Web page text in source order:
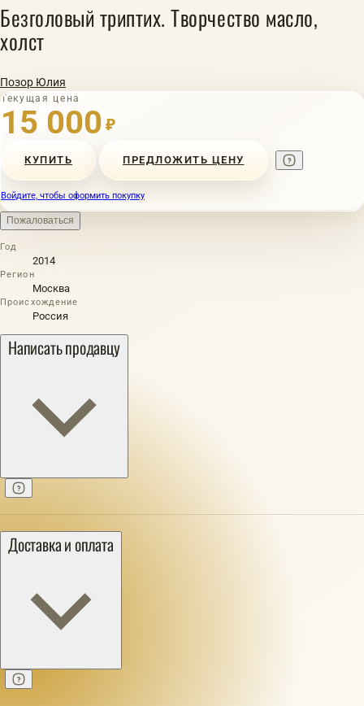
Безголовый триптих. Творчество масло,
холст
Позор Юлия
Текущая цена
15 000 ₽
КУПИТЬ ПРЕДЛОЖИТЬ ЦЕНУ
Войдите, чтобы оформить покупку
Пожаловаться
Год
2014
Регион
Москва
Происхождение
Россия
Написать продавцу
Доставка и оплата